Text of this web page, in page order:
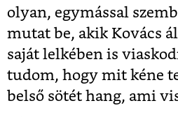
olyan, egymással
mutat be, akik Kovács
saját lelkében is
tudom, hogy mit kéne
belső sötét hang, ami